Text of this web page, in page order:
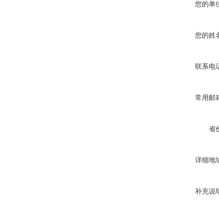
您的单
您的姓
联系电
常用邮
省
详细地
补充说